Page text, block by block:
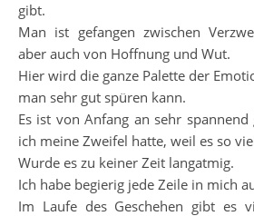
gibt.
Man ist gefangen zwischen
aber auch von Hoffnung und Wut.
Hier wird die ganze Palette der
man sehr gut spüren kann.
Es ist von Anfang an sehr
ich meine Zweifel hatte, weil es so
Wurde es zu keiner Zeit langatmig.
Ich habe begierig jede Zeile in mich
Im Laufe des Geschehen gibt es